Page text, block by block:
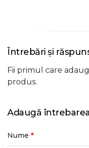
Întrebări și
Fii primul care
produs.
Adaugă întrebarea
Nume *